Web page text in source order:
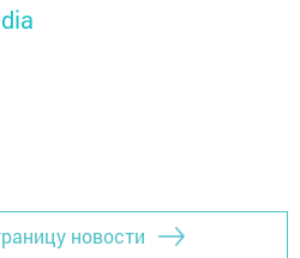
новости